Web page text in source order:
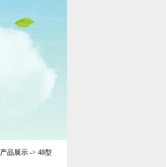
产品展示-> 48型